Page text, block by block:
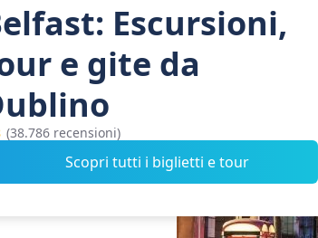
Escursioni,
e gite da
(38.786 recensioni)
Scopri tutti i biglietti e tour